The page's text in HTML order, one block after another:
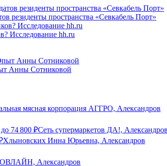
резиденты пространства «Севкабель Порт»
Исследование hh.ru
Анны Сотниковой
мясная корпорация АГГРО, Александров
до 74 800 ₽Сеть супермаркетов ДА!, Александров
Хлыновских Инна Юрьевна, Александров
Александров